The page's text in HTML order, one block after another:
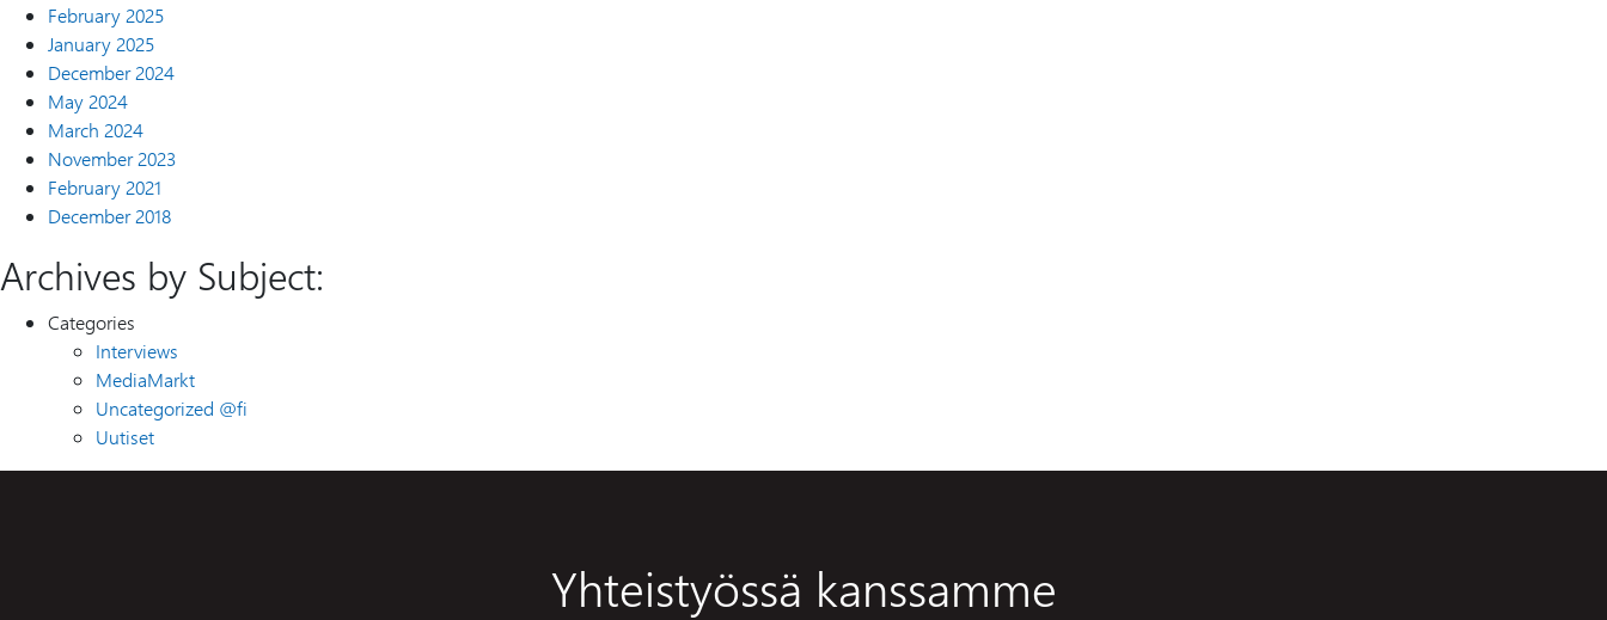
February 2025
January 2025
December 2024
May 2024
March 2024
November 2023
February 2021
December 2018
Archives by Subject:
Categories
Interviews
MediaMarkt
Uncategorized @fi
Uutiset
Yhteistyössä kanssamme